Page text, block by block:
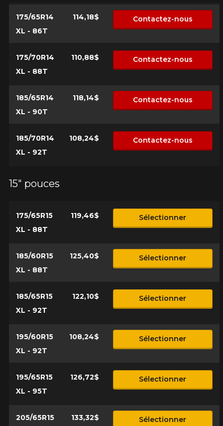
175/65R14
XL - 86T
114,18$ Contactez-nous
175/70R14
XL - 88T
110,88$ Contactez-nous
185/65R14
XL - 90T
118,14$ Contactez-nous
185/70R14
XL - 92T
108,24$ Contactez-nous
15" pouces
175/65R15
XL - 88T
119,46$ Sélectionner
185/60R15
XL - 88T
125,40$ Sélectionner
185/65R15
XL - 92T
122,10$ Sélectionner
195/60R15
XL - 92T
108,24$ Sélectionner
195/65R15
XL - 95T
126,72$ Sélectionner
205/65R15
133,32$ Sélectionner